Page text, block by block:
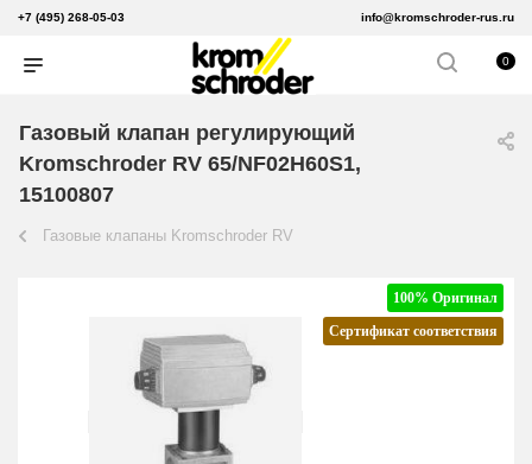
+7 (495) 268-05-03 info@kromschroder-rus.ru
0
Газовый клапан регулирующий
Kromschroder RV 65/NF02H60S1,
15100807
Газовые клапаны Kromschroder RV
100% Оригинал
Сертификат соответствия